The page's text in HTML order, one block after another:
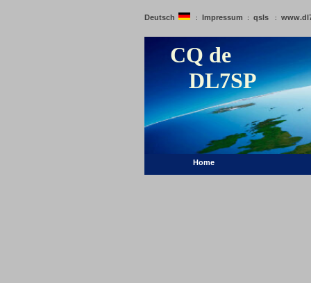
Deutsch : Impressum : qsls :
CQ de
DL7SP
Home